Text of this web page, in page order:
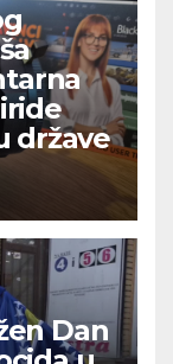
države
Dan